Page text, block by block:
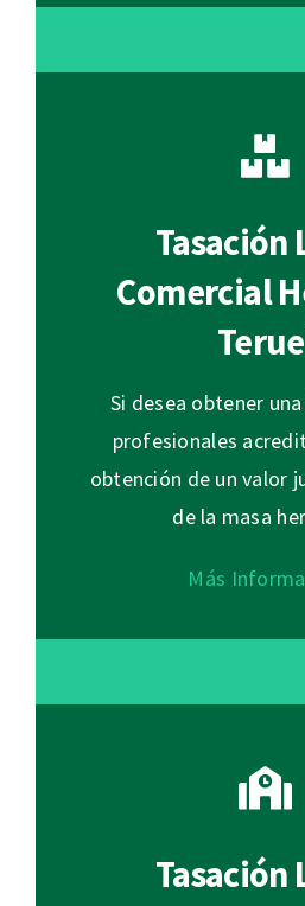
Tasación
Comercial
Si desea obtener
profesionales
obtención de un valor
de la masa
Más
Tasación